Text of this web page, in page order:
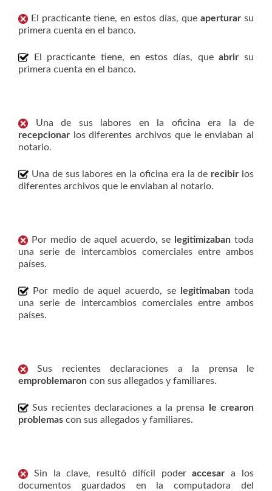
El practicante tiene, en estos días, que aperturar su
primera cuenta en el banco.
El practicante tiene, en estos días, queabrir su
primera cuenta en el banco.
Una de sus labores en la oficina era la de
recepcionar los diferentes archivos que le enviaban al
notario.
Una de sus labores en la oficina era la de recibir los
diferentes archivos que le enviaban al notario.
Por medio de aquel acuerdo, se legitimizaban toda
una serie de intercambios comerciales entre ambos
países.
Por medio de aquel acuerdo, se legitimabantoda
una serie de intercambios comerciales entre ambos
países.
Sus recientes declaraciones a la prensa le
emproblemaron con sus allegados y familiares.
Sus recientes declaraciones a la prensa
le crearon
problemas con sus allegados y familiares.
Sin la clave, resultó difícil poderaccesara los
documentos guardados en la computadora del